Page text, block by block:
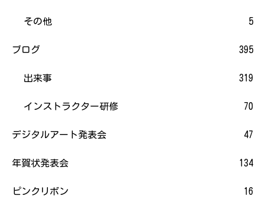
その他 5
ブログ 395
出来事 319
インストラクター研修 70
デジタルアート発表会 47
年賀状発表会 134
ピンクリボン 16